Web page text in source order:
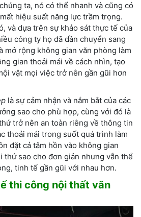
ta, nó có thể nhanh và cũng có
hiệu suất năng lực trầm trọng.
và dựa trên sự khảo sát thực tế của
công ty họ đã dần chuyển sang
mở rộng không gian văn phòng làm
gian thoải mái về cách nhìn, tạo
vật mọi việc trở nên gần gũi hơn
là sự cảm nhận và nắm bắt của các
sao cho phù hợp, cùng với đó là
trở nên an toàn riêng về thông tin
thoải mái trong suốt quá trình làm
đặt cả tâm hồn vào không gian
thứ sao cho đơn giản nhưng vẫn thể
tinh tế gần gũi với nhau hơn.
thi công nội thất văn